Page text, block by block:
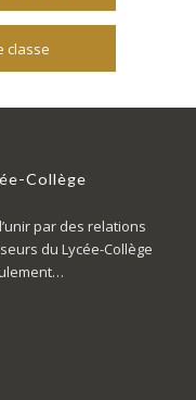
classe
Collège
par des relations
du Lycée-Collège